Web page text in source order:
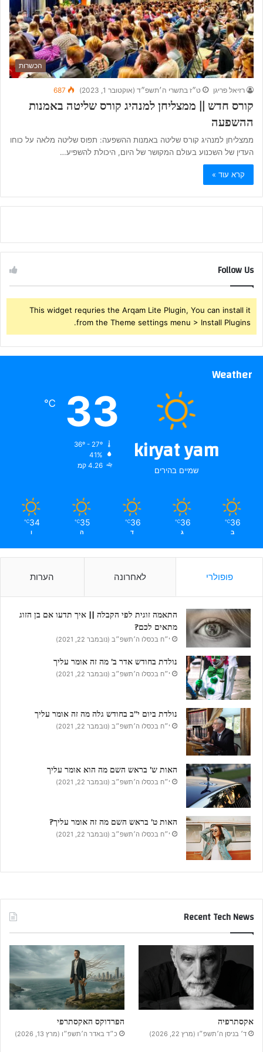
הכשרות
רזיאל פריגן ט״ז בתשרי ה׳תשפ״ד (אוקטובר 1, 2023) 687
קורס חדש || ממצליחן למנהיג קורס שליטה באמנות
ההשפעה
ממצליחן למנהיג קורס שליטה באמנות ההשפעה: תפוס שליטה מלאה על כוחו
העדין של השכנוע בעולם המקושר של היום, היכולת להשפיע…
קרא עוד »
Follow Us
This widget requries the Arqam Lite Plugin, You can install it
from the Theme settings menu > Install Plugins.
Weather
kiryat yam
שמיים בהירים
33
℃
41%
4.26 קמ
36
℃
ב
36
℃
ג
36
℃
ד
35
℃
ה
34
℃
ו
פופולרי לאחרונה הערות
התאמה זוגית לפי הקבלה || איך תדעו אם בן הזוג
מתאים לכם?
י״ח בכסלו ה׳תשפ״ב (נובמבר 22, 2021)
נולדת בחודש אדר ב’ מה זה אומר עליך
י״ח בכסלו ה׳תשפ״ב (נובמבר 22, 2021)
נולדת ביום י”ב בחודש גלה מה זה אומר עליך
י״ח בכסלו ה׳תשפ״ב (נובמבר 22, 2021)
האות ש’ בראש השם מה הוא אומר עליך
י״ח בכסלו ה׳תשפ״ב (נובמבר 22, 2021)
האות ט’ בראש השם מה זה אומר עליך?
י״ח בכסלו ה׳תשפ״ב (נובמבר 22, 2021)
Recent Tech News
אקסתרפיה
ד׳ בניסן ה׳תשפ״ו (מרץ 22, 2026)
הפרדוקס האקסתרפי
כ״ד באדר ה׳תשפ״ו (מרץ 13, 2026)